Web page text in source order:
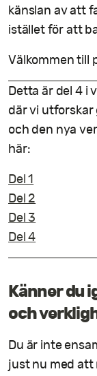
känslan av att
istället för att
Välkommen till
Detta är del 4 i
där vi utforskar
och den nya
här:
Del 1
Del 2
Del 3
Del 4
Känner du
och
Du är inte
just nu med